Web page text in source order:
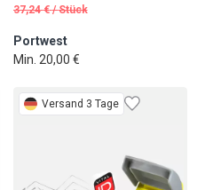
37,24 € /Stück
Portwest
Min. 20,00 €
Versand 3 Tage